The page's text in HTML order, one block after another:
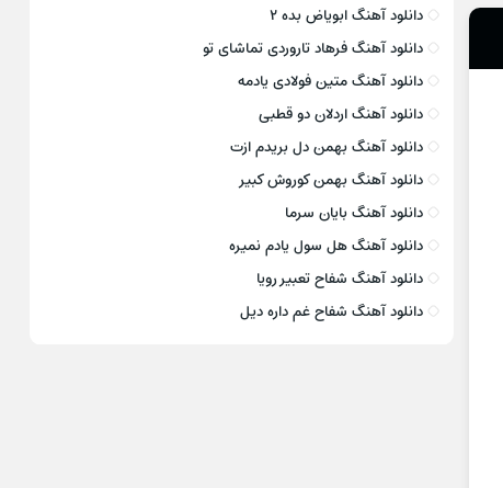
دانلود آهنگ ابویاض بده ۲
دانلود آهنگ فرهاد تاروردی تماشای تو
دانلود آهنگ متین فولادی یادمه
دانلود آهنگ اردلان دو قطبی
دانلود آهنگ بهمن دل بریدم ازت
دانلود آهنگ بهمن کوروش کبیر
دانلود آهنگ بایان سرما
دانلود آهنگ هل سول یادم نمیره
دانلود آهنگ شفاح تعبیر رویا
دانلود آهنگ شفاح غم داره دیل